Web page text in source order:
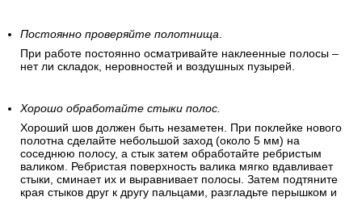
Постоянно проверяйте полотнища.
При работе постоянно осматривайте наклеенные полосы –
нет ли складок, неровностей и воздушных пузырей.
Хорошо обработайте стыки полос.
Хороший шов должен быть незаметен. При поклейке нового
полотна сделайте небольшой заход (около 5 мм) на
соседнюю полосу, а стык затем обработайте ребристым
валиком. Ребристая поверхность валика мягко вдавливает
стыки, сминает их и выравнивает полосы. Затем подтяните
края стыков друг к другу пальцами, разгладьте перышком и